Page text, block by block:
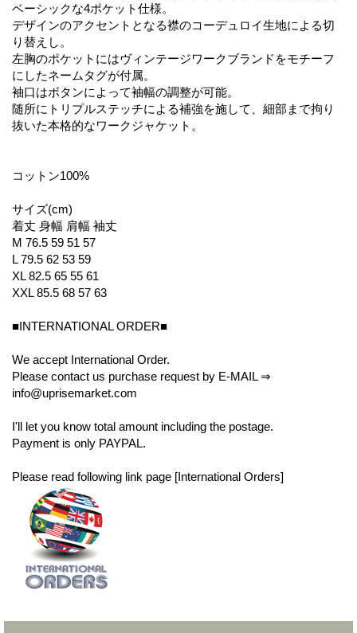
ベーシックな4ポケット仕様。
デザインのアクセントとなる襟のコーデュロイ生地による切
り替えし。
左胸のポケットにはヴィンテージワークブランドをモチーフ
にしたネームタグが付属。
袖口はボタンによって袖幅の調整が可能。
随所にトリプルステッチによる補強を施して、細部まで拘り
抜いた本格的なワークジャケット。
コットン100%
サイズ(cm)
着丈 身幅 肩幅 袖丈
M 76.5 59 51 57
L 79.5 62 53 59
XL 82.5 65 55 61
XXL 85.5 68 57 63
■INTERNATIONAL ORDER■
We accept International Order.
Please contact us purchase request by E-MAIL ⇒
info@uprisemarket.com
I'll let you know total amount including the postage.
Payment is only PAYPAL.
Please read following link page [International Orders]